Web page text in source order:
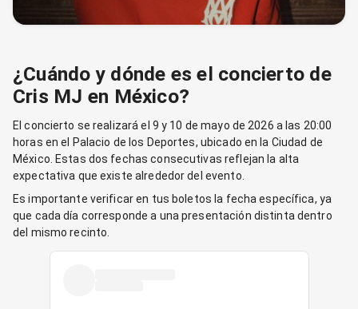
¿Cuándo y dónde es el concierto de
Cris MJ en México?
El concierto se realizará el 9 y 10 de mayo de 2026 a las 20:00
horas en el Palacio de los Deportes, ubicado en la Ciudad de
México. Estas dos fechas consecutivas reflejan la alta
expectativa que existe alrededor del evento.
Es importante verificar en tus boletos la fecha específica, ya
que cada día corresponde a una presentación distinta dentro
del mismo recinto.